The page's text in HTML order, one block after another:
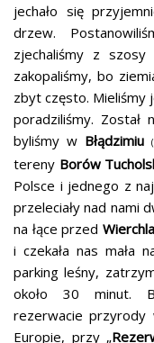
jechało się
drzew.
zjechaliśmy z
zakopaliśmy, bo
zbyt często. Mieliśmy
poradziliśmy.
byliśmy w Błądzimiu
tereny Borów
Polsce i jednego z
przeleciały nad nami
na łące przed
i czekała nas mała
parking leśny,
około 30 minut.
rezerwacie
Europie, przy „